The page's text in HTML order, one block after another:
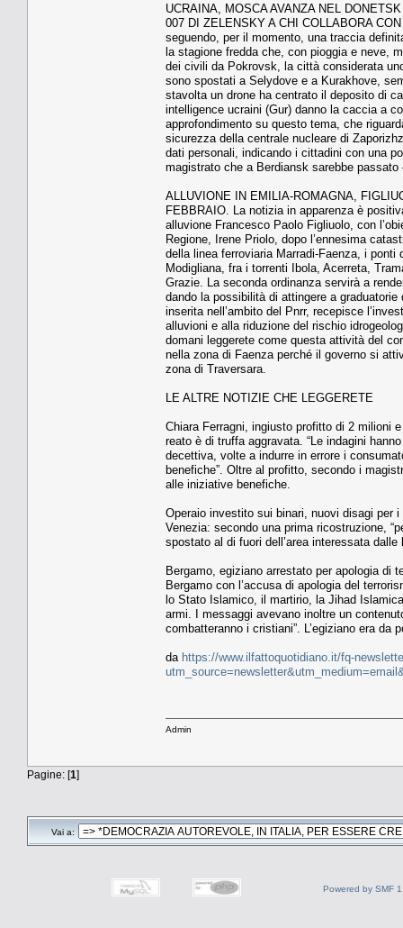
UCRAINA, MOSCA AVANZA NEL
007 DI ZELENSKY A CHI COLLABORA
seguendo, per il momento, una traccia
la stagione fredda che, con pioggia e neve,
dei civili da Pokrovsk, la città considerata
sono spostati a Selydove e a Kurakhove,
stavolta un drone ha centrato il deposito di
intelligence ucraini (Gur) danno la caccia a
approfondimento su questo tema, che
sicurezza della centrale nucleare di
dati personali, indicando i cittadini con una
magistrato che a Berdiansk sarebbe
ALLUVIONE IN EMILIA-ROMAGNA,
FEBBRAIO. La notizia in apparenza è
alluvione Francesco Paolo Figliuolo, con
Regione, Irene Priolo, dopo l’ennesima
della linea ferroviaria Marradi-Faenza, i
Modigliana, fra i torrenti Ibola, Acerreta,
Grazie. La seconda ordinanza servirà a
dando la possibilità di attingere a
inserita nell’ambito del Pnrr, recepisce
alluvioni e alla riduzione del rischio
domani leggerete come questa attività del
nella zona di Faenza perché il governo si
zona di Traversara.
LE ALTRE NOTIZIE CHE LEGGERETE
Chiara Ferragni, ingiusto profitto di 2 milioni
reato è di truffa aggravata. “Le indagini
decettiva, volte a indurre in errore i
benefiche”. Oltre al profitto, secondo i
alle iniziative benefiche.
Operaio investito sui binari, nuovi disagi per
Venezia: secondo una prima ricostruzione,
spostato al di fuori dell’area interessata
Bergamo, egiziano arrestato per apologia di
Bergamo con l’accusa di apologia del
lo Stato Islamico, il martirio, la Jihad
armi. I messaggi avevano inoltre un
combatteranno i cristiani”. L’egiziano era
da https://www.ilfattoquotidiano.it/fq-
Admin
Pagine: [1]
Vai a:
Powered by SMF